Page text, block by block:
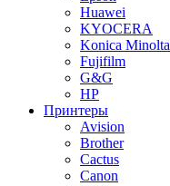
Huawei
KYOCERA
Konica Minolta
Fujifilm
G&G
HP
Принтеры
Avision
Brother
Cactus
Canon